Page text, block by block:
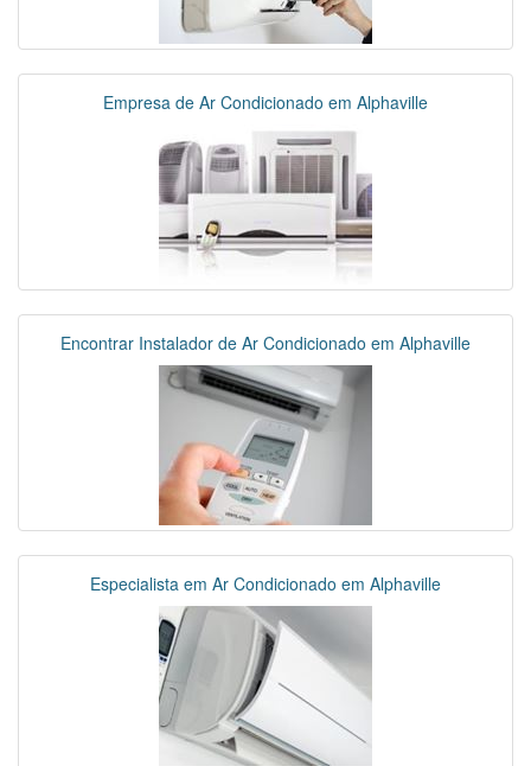
Empresa de Ar Condicionado em Alphaville
Encontrar Instalador de Ar Condicionado em Alphaville
Especialista em Ar Condicionado em Alphaville